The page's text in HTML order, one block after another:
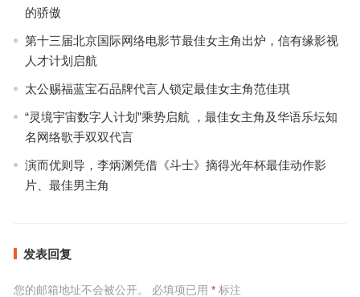
的骄傲
第十三届北京国际网络电影节最佳女主角出炉，信有缘影视
人才计划启航
太公赐福蓝宝石品牌代言人锁定最佳女主角范佳琪
“灵境宇宙数字人计划”乘势启航 ，最佳女主角及华语乐坛知
名网络歌手双双代言
演而优则导，李炳渊凭借《斗士》摘得光年杯最佳动作影
片、最佳男主角
发表回复
您的邮箱地址不会被公开。 必填项已用 *标注